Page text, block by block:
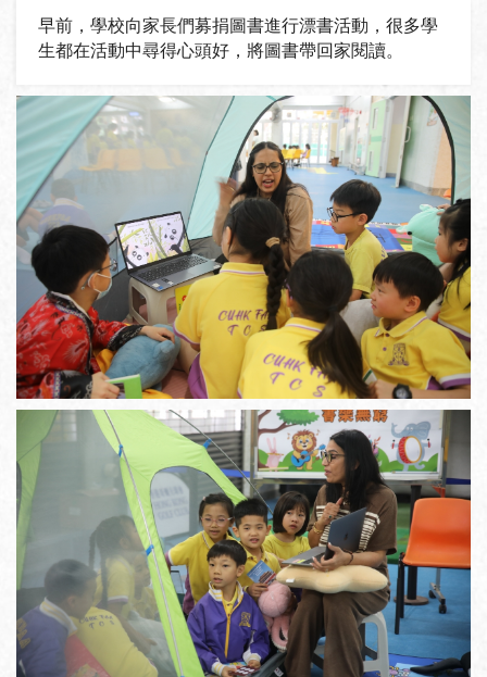
早前，學校向家長們募捐圖書進行漂書活動，很多學
生都在活動中尋得心頭好，將圖書帶回家閱讀。